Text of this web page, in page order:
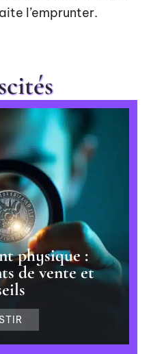
l’emprunter.
physique :
de vente et